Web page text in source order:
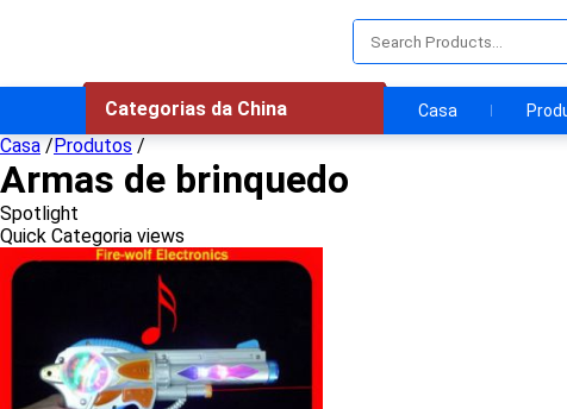
Categorias da China Casa
Casa /Produtos /
Armas de brinquedo
Spotlight
Quick Categoria views